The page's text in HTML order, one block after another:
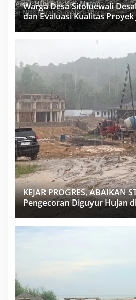
Warga Desa Sitoluewali
dan Evaluasi Kualitas Proyek
Minim Informasi
KEJAR PROGRES, ABAIKAN
Pengecoran Diguyur Hujan
Miliar Sukma Nias,
PPK Bungkam